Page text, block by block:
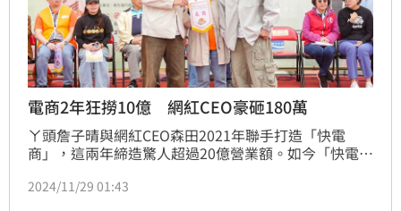
電商2年狂撈10億 網紅CEO豪砸180萬
ㄚ頭詹子晴與網紅CEO森田2021年聯手打造「快電
商」，這兩年締造驚人超過20億營業額。如今「快電
攜手參加第一社福主辦第十一屆「健康走‧愛長久～心
2024/11/29 01:43